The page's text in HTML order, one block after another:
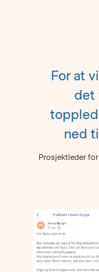
For at
det
ned
Prosjektleder